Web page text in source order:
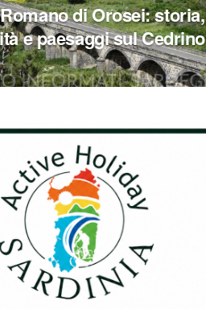
di Orosei: storia,
e paesaggi sul Cedrino